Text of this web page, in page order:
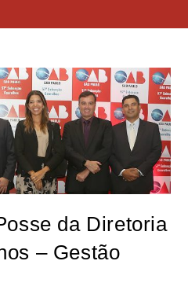
da Diretoria
– Gestão